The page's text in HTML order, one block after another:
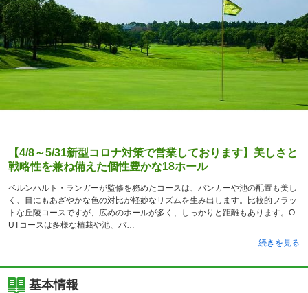
【4/8～5/31新型コロナ対策で営業しております】美しさと
戦略性を兼ね備えた個性豊かな18ホール
ベルンハルト・ランガーが監修を務めたコースは、バンカーや池の配置も美し
く、目にもあざやかな色の対比が軽妙なリズムを生み出します。比較的フラッ
トな丘陵コースですが、広めのホールが多く、しっかりと距離もあります。O
UTコースは多様な植栽や池、バ
続きを見る
基本情報